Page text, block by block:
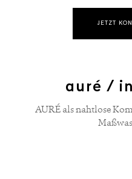
JETZT
auré /
AURÉ als nahtlose